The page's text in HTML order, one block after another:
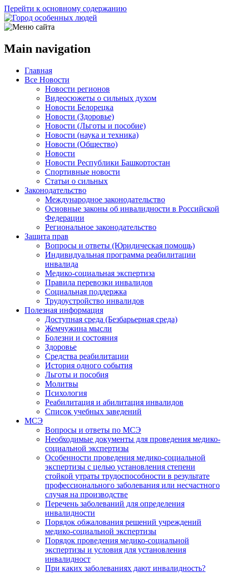
Перейти к основному содержанию
Main navigation
Главная
Все Новости
Новости регионов
Видеосюжеты о сильных духом
Новости Белорецка
Новости (Здоровье)
Новости (Льготы и пособие)
Новости (наука и техника)
Новости (Общество)
Новости
Новости Республики Башкортостан
Спортивные новости
Статьи о сильных
Законодательство
Международное законодательство
Основные законы об инвалидности в Российской
Федерации
Региональное законодательство
Защита прав
Вопросы и ответы (Юридическая помощь)
Индивидуальная программа реабилитации
инвалида
Медико-социальная экспертиза
Правила перевозки инвалидов
Социальная поддержка
Трудоустройство инвалидов
Полезная информация
Доступная среда (Безбарьерная среда)
Жемчужина мысли
Болезни и состояния
Здоровье
Средства реабилитации
История одного события
Льготы и пособия
Молитвы
Психология
Реабилитация и абилитация инвалидов
Список учебных заведений
МСЭ
Вопросы и ответы по МСЭ
Необходимые документы для проведения медико-
социальной экспертизы
Особенности проведения медико-социальной
экспертизы с целью установления степени
стойкой утраты трудоспособности в результате
профессионального заболевания или несчастного
случая на производстве
Перечень заболеваний для определения
инвалидности
Порядок обжалования решений учреждений
медико-социальной экспертизы
Порядок проведения медико-социальной
экспертизы и условия для установления
инвалидност
При каких заболеваниях дают инвалидность?